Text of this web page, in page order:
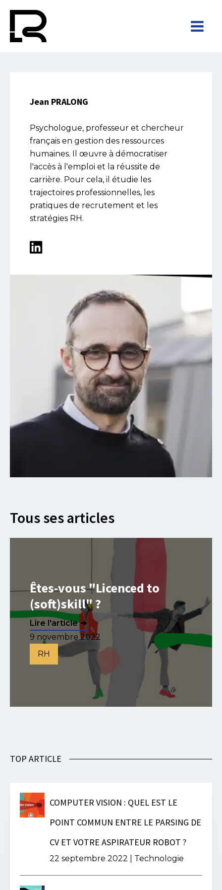
Jean PRALONG
Psychologue, professeur et chercheur
français en gestion des ressources
humaines. Il œuvre à démocratiser
l'accès à l'emploi et la réussite de
carrière. Pour cela, il étudie les
trajectoires professionnelles, les
pratiques de recrutement et les
stratégies RH.
Tous ses articles
Êtes-vous "Licenced to
(soft)skill" ?
Lire l'article
9 novembre 2022
RH
TOP ARTICLE
COMPUTER VISION : QUEL EST LE
POINT COMMUN ENTRE LE PARSING DE
CV ET VOTRE ASPIRATEUR ROBOT ?
22 septembre 2022 Technologie